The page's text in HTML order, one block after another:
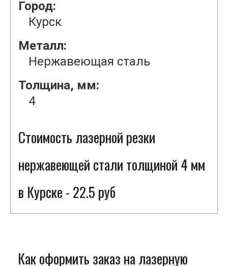
Город:
Курск
Металл:
Нержавеющая сталь
Толщина, мм:
4
Стоимость лазерной резки
нержавеющей стали толщиной 4 мм
в Курске - 22.5 руб
Как оформить заказ на лазерную